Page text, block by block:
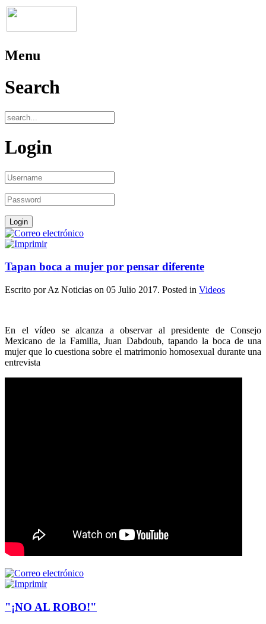
Menu
Search
Login
Tapan boca a mujer por pensar diferente
Escrito por Az Noticias on 05 Julio 2017. Posted in Videos
En el vídeo se alcanza a observar al presidente de Consejo
Mexicano de la Familia, Juan Dabdoub, tapando la boca de una
mujer que lo cuestiona sobre el matrimonio homosexual durante una
entrevista
"¡NO AL ROBO!"